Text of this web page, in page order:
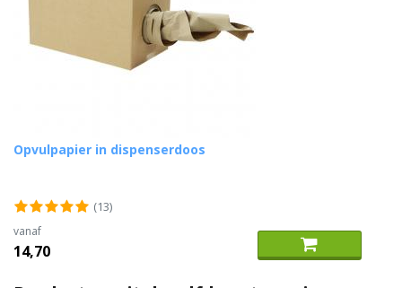
Opvulpapier in dispenserdoos
(13)
vanaf
14,70